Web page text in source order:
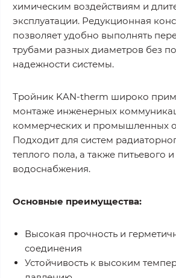
химическим воздействиям и
эксплуатации. Редукционная
позволяет удобно выполнять
трубами разных диаметров без
надежности системы.
Тройник KAN-therm широко
монтаже инженерных
коммерческих и промышленных
Подходит для систем
теплого пола, а также питьевого
водоснабжения.
Основные преимущества:
Высокая прочность и
соединения
Устойчивость к высоким